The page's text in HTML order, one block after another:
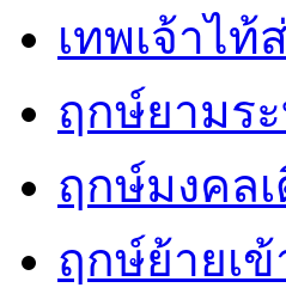
เทพเจ้าไท้
ฤกษ์ยามร
ฤกษ์มงคล
ฤกษ์ย้ายเ